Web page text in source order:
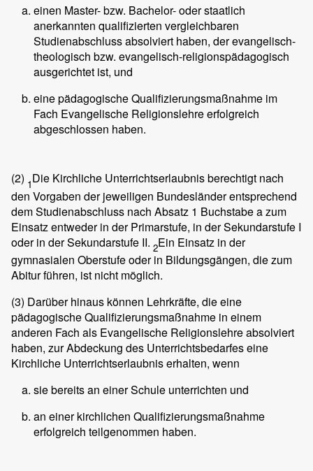
einen Master- bzw. Bachelor- oder staatlich
anerkannten qualifizierten vergleichbaren
Studienabschluss absolviert haben, der evangelisch-
theologisch bzw. evangelisch-religionspädagogisch
ausgerichtet ist, und
eine pädagogische Qualifizierungsmaßnahme im
Fach Evangelische Religionslehre erfolgreich
abgeschlossen haben.
(2) 1Die Kirchliche Unterrichtserlaubnis berechtigt nach
den Vorgaben der jeweiligen Bundesländer entsprechend
dem Studienabschluss nach Absatz 1 Buchstabe a zum
Einsatz entweder in der Primarstufe, in der Sekundarstufe I
oder in der Sekundarstufe II. 2Ein Einsatz in der
gymnasialen Oberstufe oder in Bildungsgängen, die zum
Abitur führen, ist nicht möglich.
(3) Darüber hinaus können Lehrkräfte, die eine
pädagogische Qualifizierungsmaßnahme in einem
anderen Fach als Evangelische Religionslehre absolviert
haben, zur Abdeckung des Unterrichtsbedarfes eine
Kirchliche Unterrichtserlaubnis erhalten, wenn
sie bereits an einer Schule unterrichten und
an einer kirchlichen Qualifizierungsmaßnahme
erfolgreich teilgenommen haben.